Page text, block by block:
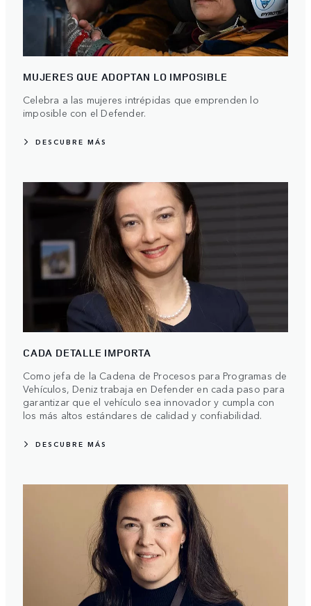
MUJERES QUE ADOPTAN LO IMPOSIBLE
Celebra a las mujeres intrépidas que emprenden lo
imposible con el Defender.
DESCUBRE MÁS
CADA DETALLE IMPORTA
Como jefa de la Cadena de Procesos para Programas de
Vehículos, Deniz trabaja en Defender en cada paso para
garantizar que el vehículo sea innovador y cumpla con
los más altos estándares de calidad y confiabilidad.
DESCUBRE MÁS